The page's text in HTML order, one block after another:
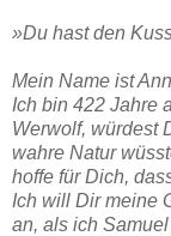
»Du hast den
Mein Name ist
Ich bin 422 Jahre
Werwolf, würdest
wahre Natur
hoffe für Dich,
Ich will Dir meine
an, als ich